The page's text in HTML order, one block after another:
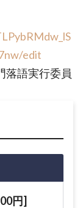
edit
落語実行委員
円]